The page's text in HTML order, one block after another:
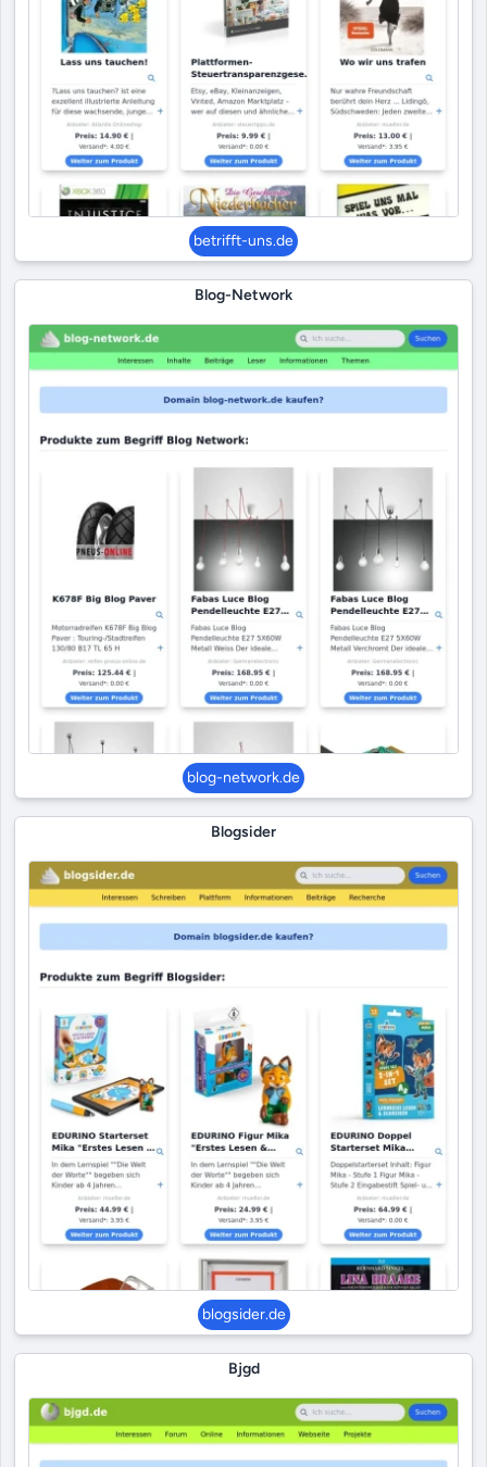
betrifft-uns.de
Blog-Network
blog-network.de
Blogsider
blogsider.de
Bjgd